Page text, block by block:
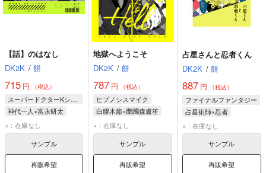
【話】のはなし
DK2K / 餅
715 円 （税込）
スーパードクターKシリーズ
神代一人×富永研太
神代一人
×：在庫なし
サンプル
再販希望
地獄へようこそ
DK2K / 餅
787 円 （税込）
ヒプノシスマイク
白膠木簓×躑躅森盧笙
白膠木簓
×：在庫なし
サンプル
再販希望
占星さんと忍者くん
DK2K / 餅
887円 （税込）
ファイナルファンタジー
占星術師×忍者
×：在庫なし
サンプル
再販希望